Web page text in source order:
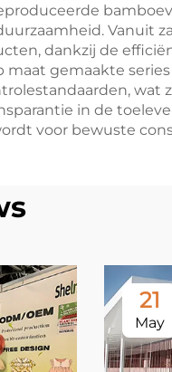
Vanuit
dankzij de
gemaakte
wat
in de
voor bewuste
21
May